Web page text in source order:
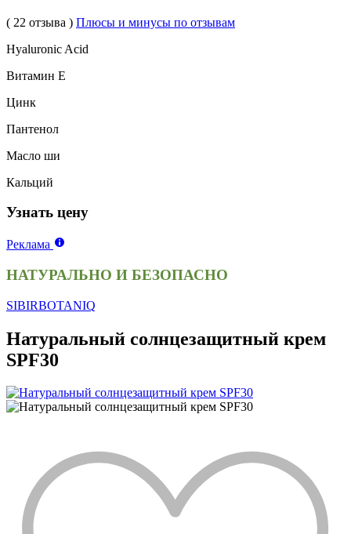
( 22 отзыва ) Плюсы и минусы по отзывам
Hyaluronic Acid
Витамин Е
Цинк
Пантенол
Масло ши
Кальций
Узнать цену
Реклама
НАТУРАЛЬНО И БЕЗОПАСНО
SIBIRBOTANIQ
Натуральный солнцезащитный крем
SPF30